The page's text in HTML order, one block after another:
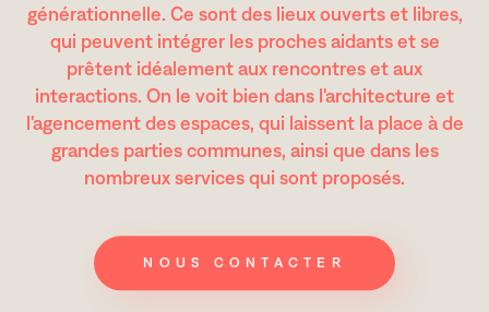
générationnelle. Ce sont des lieux ouverts et libres,
qui peuvent intégrer les proches aidants et se
prêtent idéalement aux rencontres et aux
interactions. On le voit bien dans l'architecture et
l'agencement des espaces, qui laissent la place à de
grandes parties communes, ainsi que dans les
nombreux services qui sont proposés.
NOUS CONTACTER